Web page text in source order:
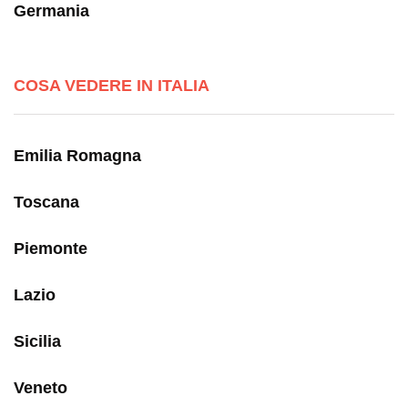
Germania
COSA VEDERE IN ITALIA
Emilia Romagna
Toscana
Piemonte
Lazio
Sicilia
Veneto